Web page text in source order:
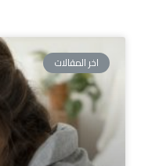
اخر المقالات